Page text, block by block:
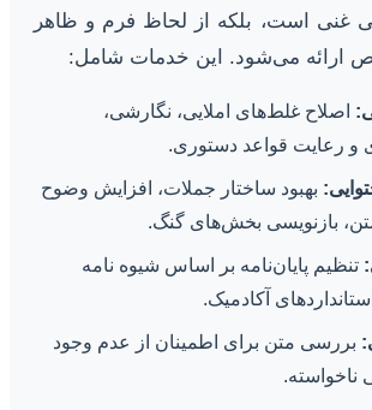
غنی است، بلکه از لحاظ فرم و ظاهر
ارائه می‌شود. این خدمات شامل:
اصلاح غلط‌های املایی، نگارشی،
و رعایت قواعد دستوری.
بهبود ساختار جملات، افزایش وضوح
بازنویسی بخش‌های گنگ.
تنظیم پایان‌نامه بر اساس شیوه نامه
آکادمیک.
بررسی متن برای اطمینان از عدم وجود